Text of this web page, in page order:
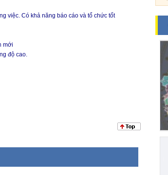
việc. Có khả năng báo cáo và tổ chức tốt
mới
độ cao.